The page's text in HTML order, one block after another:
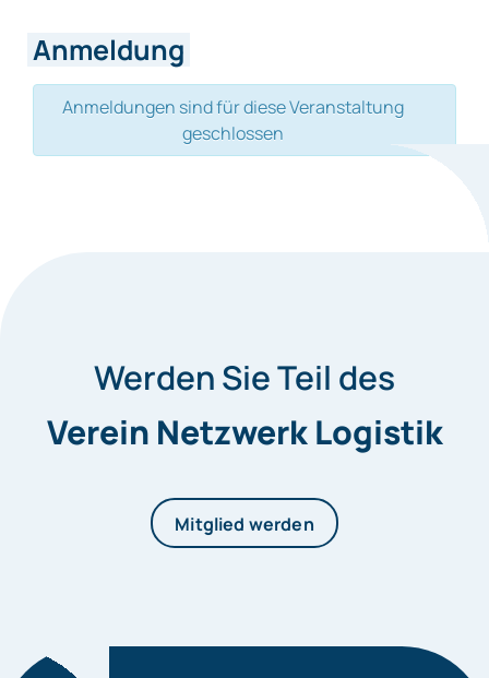
Anmeldung
Anmeldungen sind für diese Veranstaltung
geschlossen
Werden Sie Teil des
Verein Netzwerk Logistik
Mitglied werden